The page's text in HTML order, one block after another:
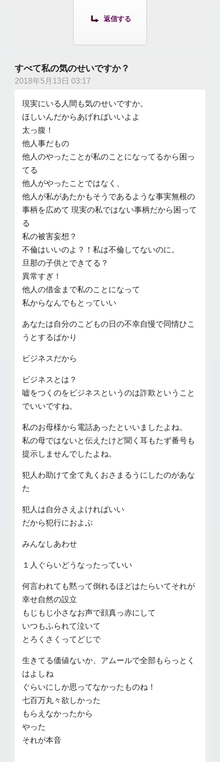
返信する
すべて私の気のせいですか？
2018年5月13日 03:17
現実にいる人間も気のせいですか。
ほしいんだからあげればいいよよ
太っ腹！
他人事だもの
他人のやったことが私のことになってるから困っ
てる
他人がやったことではなく、
他人が私があたかもそうであるような事実無根の
事柄を広めて 現実の私ではない事柄だから困って
る
私の被害妄想？
不倫はいいのよ？！私は不倫してないのに。
旦那の子供とできてる？
異常すぎ！
他人の借金まで私のことになって
私からなんでもとっていい
あなたは自分のこどもの日の不幸自慢で同情ひこ
うとするばかり
ビジネスだから
ビジネスとは？
嘘をつくのをビジネスというのは詐欺ということ
でいいですね。
私のお母様から電話あったといいましたよね。
私の母ではないと伝えたけど聞く耳もたず番号も
提示しませんでしたよね。
犯人わ助けて全て丸くおさまるうにしたのがあな
た
犯人は自分さえよければいい
だから犯行におよぶ
みんなしあわせ
１人ぐらいどうなったっていい
何言われても黙って倒れるほどはたらいてそれが
幸せ自然の設立
もじもじ小さなお声で顔真っ赤にして
いつもふられて泣いて
とろくさくってどじで
生きてる価値ないか、アムールで全部もらっとく
はよしね
ぐらいにしか思ってなかったものね！
七百万丸々欲しかった
もらえなかったから
やった
それが本音